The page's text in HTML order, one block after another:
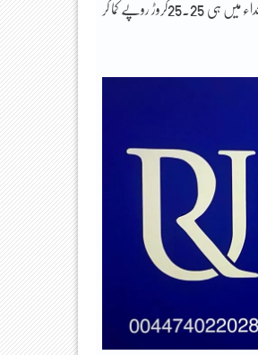
ریما کاگتی کے زیر ہدایت بننے والی فلم گولڈ بھارت کے یومِ آزادی پرریلیز کی گئی جو ایک درست فیصلہ ثابت ہوا۔ فلم نے ابتداء میں ہی 25.25کروڑ روپے کما کر